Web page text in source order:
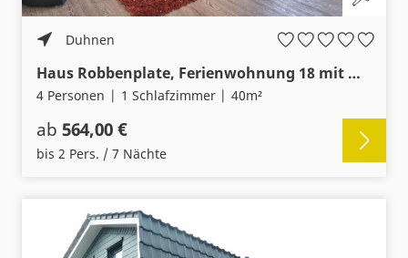
Duhnen
Haus Robbenplate, Ferienwohnung 18 mit Meerblick
4 Personen 1 Schlafzimmer 40m²
ab 564,00 €
bis 2 Pers. / 7 Nächte